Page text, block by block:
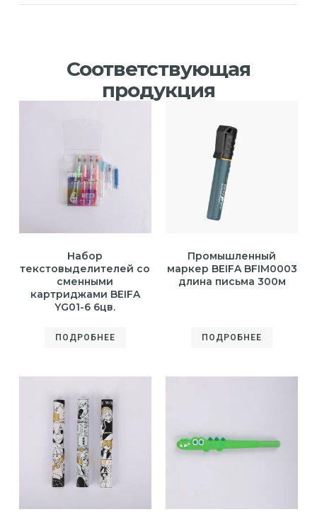
Соответствующая
продукция
Набор
текстовыделителей со
сменными
картриджами BEIFA
YG01-6 6цв.
ПОДРОБНЕЕ
Промышленный
маркер BEIFA BFIM0003
длина письма 300м
ПОДРОБНЕЕ